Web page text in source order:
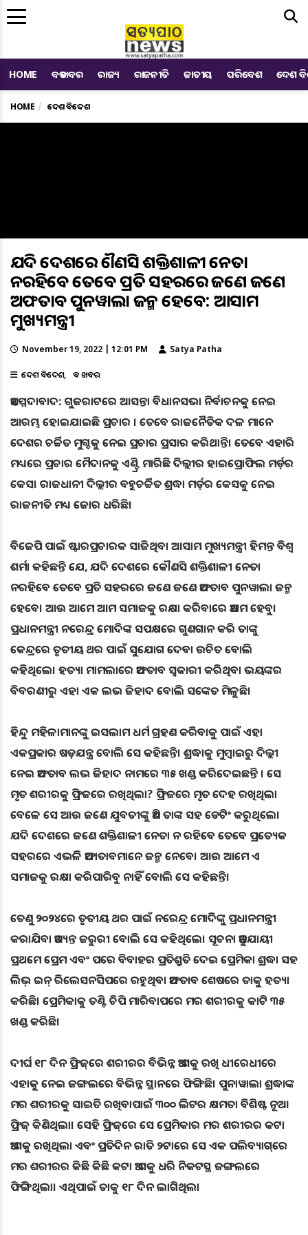
HOME ବଡ ଖବର ରାଜ୍ୟ ରାଜନୀତି ଜାତୀୟ ପରିବେଶ ଦେଶ
HOME ଦେଶ ବିଦେଶ
ଯଦି ଦେଶରେ କୌଣସି ଶକ୍ତିଶାଳୀ ନେତା
ନରହିବେ ତେବେ ପ୍ରତି ସହରରେ ଜଣେ ଜଣେ
ଅଫତାବ ପୁନୱାଲା ଜନ୍ମ ହେବେ: ଆସାମ
ମୁଖ୍ୟମନ୍ତ୍ରୀ
November 19, 2022 | 12:01 PM Satya Patha
ଦେଶ ବିଦେଶ ବଡ ଖବର
ଅହମ୍ମଦାବାଦ: ଗୁଜରାଟରେ ଆସନ୍ତା ବିଧାନସଭା ନିର୍ବାଚନକୁ ନେଇ
ଆରମ୍ଭ ହୋଇଯାଇଛି ପ୍ରଚାର । ତେବେ ରାଜନୈତିକ ଦଳ ମାନେ
ଦେଶର ଚର୍ଚ୍ଚିତ ମୁଗ୍ଦକୁ ନେଇ ପ୍ରଚାର ପ୍ରସାର କରିଥାନ୍ତି। ତେବେ ଏହାରି
ମଧ୍ୟରେ ପ୍ରଚାର ମୈଦାନକୁ ଏଣ୍ଟ୍ରି ମାରିଛି ଦିଲ୍ଲୀର ହାଇପ୍ରୋଫିଲ ମର୍ଡ଼ର
କେସ। ରାଜଧାନୀ ଦିଲ୍ଲୀର ବହୁଚର୍ଚ୍ଚିତ ଶ୍ରଦ୍ଧା ମର୍ଡ଼ର କେସକୁ ନେଇ
ରାଜନୀତି ମଧ୍ୟ ଜୋର ଧରିଛି।
ବିଜେପି ପାଇଁ ଷ୍ଟାରପ୍ରଚାରକ ସାଜିଥିବା ଆସାମ ମୁଖ୍ୟମନ୍ତ୍ରୀ ହିମନ୍ତ ବିଶ୍ୱ
ଶର୍ମା କହିଛନ୍ତି ଯେ, ଯଦି ଦେଶରେ କୌଣସି ଶକ୍ତିଶାଳୀ ନେତା
ନରହିବେ ତେବେ ପ୍ରତି ସହରରେ ଜଣେ ଜଣେ ଅଫତାବ ପୁନୱାଲା ଜନ୍ମ
ହେବେ। ଆଉ ଆମେ ଆମ ସମାଜକୁ ରକ୍ଷା କରିବାରେ ଅକ୍ଷମ ହେବୁ।
ପ୍ରଧାନମନ୍ତ୍ରୀ ନରେନ୍ଦ୍ର ମୋଦିଙ୍କ ସପକ୍ଷରେ ଗୁଣଗାନ କରି ତାଙ୍କୁ
କେନ୍ଦ୍ରରେ ତୃତୀୟ ଥର ପାଇଁ ସୁଯୋଗ ଦେବା ଉଚିତ ବୋଲି
କହିଥିଲେ। ହତ୍ୟା ମାମଲାରେ ଅଫତାବ ସ୍ୱକାରୀ କରିଥିବା ଭୟଙ୍କର
ବିବରଣୀରୁ ଏହା ଏକ ଲଭ ଜିହାଦ ବୋଲି ସଙ୍କେତ ମିଳୁଛି।
ହିନ୍ଦୁ ମହିଳାମାନଙ୍କୁ ଇସଲାମ ଧର୍ମ ଗ୍ରହଣ କରିବାକୁ ପାଇଁ ଏହା
ଏକପ୍ରକାର ଷଡ଼ଯନ୍ତ୍ର ବୋଲି ସେ କହିଛନ୍ତି। ଶ୍ରଦ୍ଧାକୁ ମୁମ୍ବାଇରୁ ଦିଲ୍ଲୀ
ନେଇ ଅଫତାବ ଲଭ ଜିହାଦ ନାମରେ ୩୫ ଖଣ୍ଡ କରିଦେଇଛନ୍ତି । ସେ
ମୃତ ଶରୀରକୁ ଫ୍ରିଜରେ ରଖିଥିଲା? ଫ୍ରିଜରେ ମୃତ ଦେହ ରଖିଥିଲା
ବେଳେ ସେ ଆଉ ଜଣେ ଯୁବତୀଙ୍କୁ ଅଣି ତାଙ୍କ ସହ ଡେଟିଂ କରୁଥିଲେ।
ଯଦି ଦେଶରେ ଜଣେ ଶକ୍ତିଶାଳୀ ନେତା ନ ରହିବେ ତେବେ ପ୍ରତ୍ୟେକ
ସହରରେ ଏଭଳି ଅଫାତାବମାନେ ଜନ୍ମ ନେବେ। ଆଉ ଆମେ ଏ
ସମାଜକୁ ରକ୍ଷା କରିପାରିବୁ ନାହିଁ ବୋଲି ସେ କହିଛନ୍ତି।
ତେଣୁ ୨୦୨୪ରେ ତୃତୀୟ ଥର ପାଇଁ ନରେନ୍ଦ୍ର ମୋଦିଙ୍କୁ ପ୍ରଧାନମନ୍ତ୍ରୀ
କରାଯିବା ଅତ୍ୟନ୍ତ ଜରୁରୀ ବୋଲି ସେ କହିଥିଲେ। ସୂଚନା ଅନୁଯାୟୀ
ପ୍ରଥମେ ପ୍ରେମ ଏବଂ ପରେ ବିବାହର ପ୍ରତିଶ୍ରୁତି ଦେଇ ପ୍ରେମିକା ଶ୍ରଦ୍ଧା ସହ
ଲିଭ୍‌ ଇନ୍‌ ରିଲେସନସିପରେ ରହୁଥିବା ଅଫତାବ ଶେଷ‌ରେ ତାକୁ ହତ୍ୟା
କରିଛି। ପ୍ରେମିକାକୁ ତଣ୍ଟି ଚିପି ମାରିବାପରେ ମର ଶରୀରକୁ କାଟି ୩୫
ଖଣ୍ଡ କରିଛି।
ଦୀର୍ଘ ୧୮ ଦିନ ଫ୍ରିଜ୍‌ରେ ଶରୀରର ବିଭିନ୍ନ ଅଂଶକୁ ରଖି ଧୀରେଧୀରେ
ଏହାକୁ ନେଇ ଜଙ୍ଗଲରେ ବିଭିନ୍ନ ସ୍ଥାନରେ ଫିଙ୍ଗିଛି। ପୁନାୱାଲା ଶ୍ରଦ୍ଧାଙ୍କ
ମର ଶରୀରକୁ ସାଇତି ରଖିବାପାଇଁ ୩୦୦ ଲିଟର କ୍ଷମତା ବିଶିଷ୍ଟ ନୂଆ
ଫ୍ରିଜ୍‌ କିଣିଥିଲା। ସେହି ଫ୍ରିଜ୍‌ରେ ସେ ପ୍ରେମିକାର ମର ଶରୀରର କଟା
ଅଂଶକୁ ରଖିଥିଲା ଏବଂ ପ୍ରତିଦିନ ରାତି ୨ଟାରେ ସେ ଏକ ପଲିବ୍ୟାଗ୍‌ରେ
ମର ଶରୀରର କିଛି କିଛି କଟା ଅଂଶକୁ ଧରି ନିକଟସ୍ଥ ଜଙ୍ଗଲରେ
ଫିଙ୍ଗିଥିଲା। ଏଥିପାଇଁ ତାକୁ ୧୮ ଦିନ ଲାଗିଥିଲା